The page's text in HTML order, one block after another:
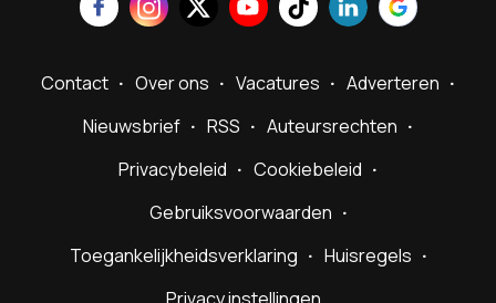
Contact Over ons Vacatures
Adverteren
Nieuwsbrief
RSS
Auteursrechten
Privacybeleid
Cookiebeleid
Gebruiksvoorwaarden
Toegankelijkheidsverklaring
Huisregels